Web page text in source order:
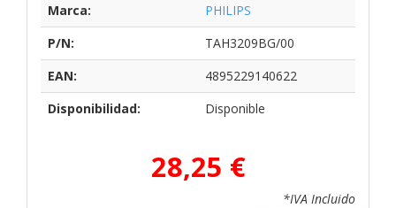
Marca:
PHILIPS
P/N:
TAH3209BG/00
EAN:
4895229140622
Disponibilidad:
Disponible
28,25 €
*IVA Incluido